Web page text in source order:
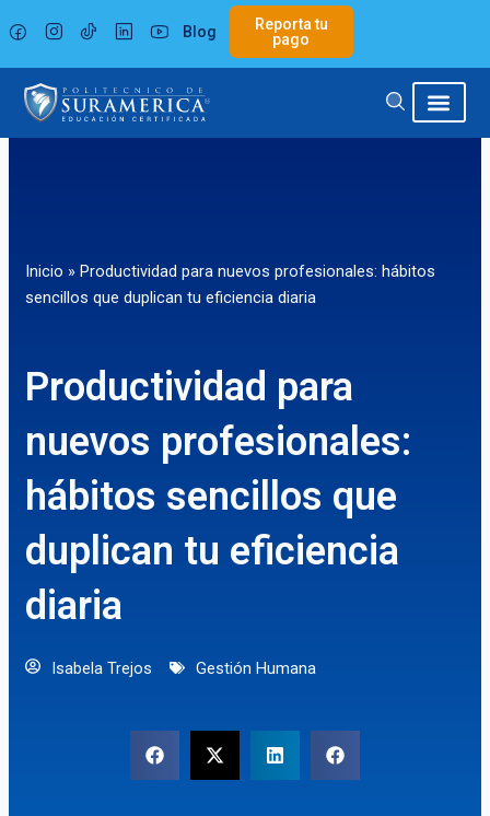
al
contenido
Blog
Reporta tu
pago
Inicio » Productividad para nuevos profesionales: hábitos
sencillos que duplican tu eficiencia diaria
Productividad para
nuevos profesionales:
hábitos sencillos que
duplican tu eficiencia
diaria
Isabela Trejos Gestión Humana